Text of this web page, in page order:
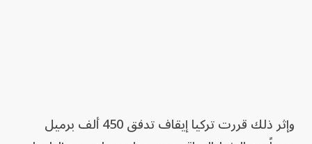
وإثر ذلك قررت تركيا إيقاف تدفق 450 ألف برميل